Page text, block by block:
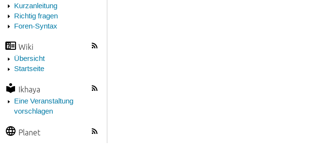
Kurzanleitung
Richtig fragen
Foren-Syntax
Wiki
Übersicht
Startseite
Ikhaya
Eine Veranstaltung
vorschlagen
Planet